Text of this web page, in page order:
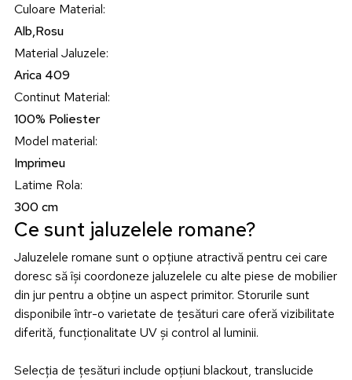
Culoare Material:
Alb,Rosu
Material Jaluzele:
Arica 409
Continut Material:
100% Poliester
Model material:
Imprimeu
Latime Rola:
300 cm
Ce sunt jaluzelele romane?
Jaluzelele romane sunt o opțiune atractivă pentru cei care
doresc să își coordoneze jaluzelele cu alte piese de mobilier
din jur pentru a obține un aspect primitor. Storurile sunt
disponibile într-o varietate de țesături care oferă vizibilitate
diferită, funcționalitate UV și control al luminii.
Selecția de țesături include opțiuni blackout, translucide